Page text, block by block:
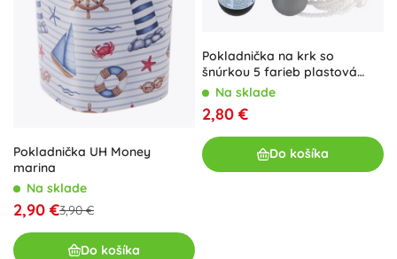
Pokladnička UH Money
marina
Na sklade
2,90 €3,90 €
Do košíka
Pokladnička na krk so
šnúrkou 5 farieb plastová
vodotesná
Na sklade
2,80 €
Do košíka